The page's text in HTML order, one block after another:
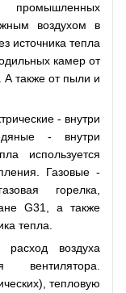
промышленных
воздухом в
источника тепла
камер от
А также от пыли и
- внутри
- внутри
используется
Газовые -
горелка,
G31, а также
тепла.
воздуха
тепловую